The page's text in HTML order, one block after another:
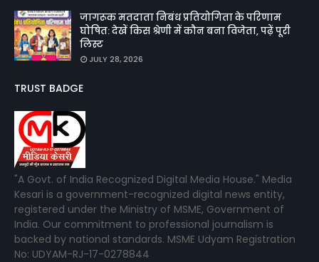
जागरूक मतदाता निबंध प्रतियोगिता के परिणाम
घोषित: देखें किस श्रेणी में कौन बना विजेता, पढ़ें पूरी
लिस्ट
JULY 28, 2026
TRUST BADGE
"A Govt. of India Recognized Digital Media House." Media
Kesari is a government-recognized digital news entity,
registered under the Ministry of MSME, Government of
India. Our commitment to professional journalism is
backed by national standards. MSME Udyam Registration
No: UDYAM-RJ-17-0278844